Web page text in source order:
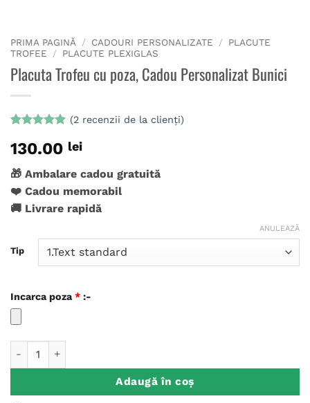
PRIMA PAGINĂ / CADOURI PERSONALIZATE / PLACUTE
TROFEE
/ PLACUTE PLEXIGLAS
Placuta Trofeu cu poza, Cadou Personalizat Bunici
5din 5 pe
baza a
evaluări de
la clienți
(2recenzii de la clienți)
130.00 lei
🎁 Ambalare cadou gratuită
❤️ Cadou memorabil
🚚 Livrare rapidă
Tip
ANULEAZĂ
Incarca poza * :-
Adaugă în coș